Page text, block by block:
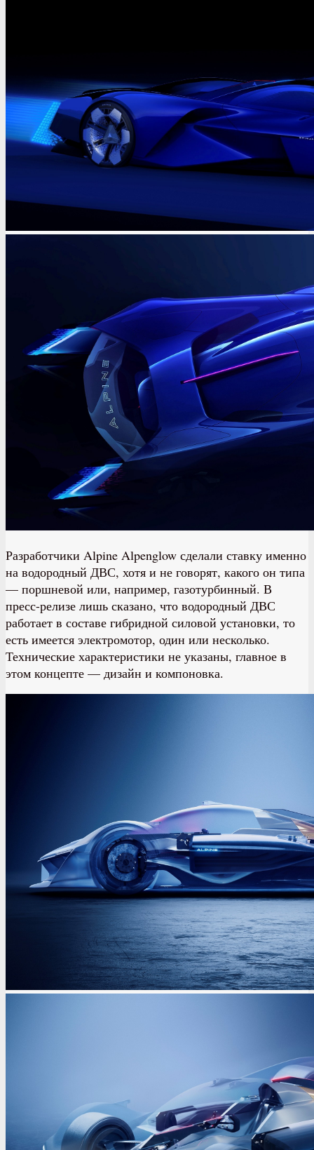
Разработчики Alpine Alpenglow сделали ставку именно
на водородный ДВС, хотя и не говорят, какого он типа
— поршневой или, например, газотурбинный. В
пресс-релизе лишь сказано, что водородный ДВС
работает в составе гибридной силовой установки, то
есть имеется электромотор, один или несколько.
Технические характеристики не указаны, главное в
этом концепте — дизайн и компоновка.